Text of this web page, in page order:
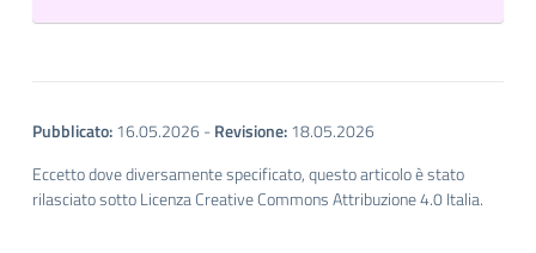
Pubblicato:16.05.2026 -Revisione:18.05.2026
Eccetto dove diversamente specificato, questo articolo è stato
rilasciato sotto Licenza Creative Commons Attribuzione 4.0 Italia.